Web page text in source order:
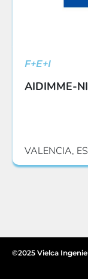
F+E+I
AIDIMME-
VALENCIA,
©2025 Vielca